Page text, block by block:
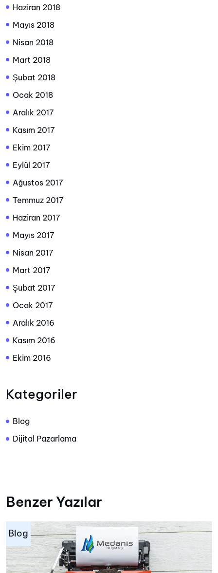
Haziran 2018
Mayıs 2018
Nisan 2018
Mart 2018
Şubat 2018
Ocak 2018
Aralık 2017
Kasım 2017
Ekim 2017
Eylül 2017
Ağustos 2017
Temmuz 2017
Haziran 2017
Mayıs 2017
Nisan 2017
Mart 2017
Şubat 2017
Ocak 2017
Aralık 2016
Kasım 2016
Ekim 2016
Kategoriler
Blog
Dijital Pazarlama
Benzer Yazılar
Blog